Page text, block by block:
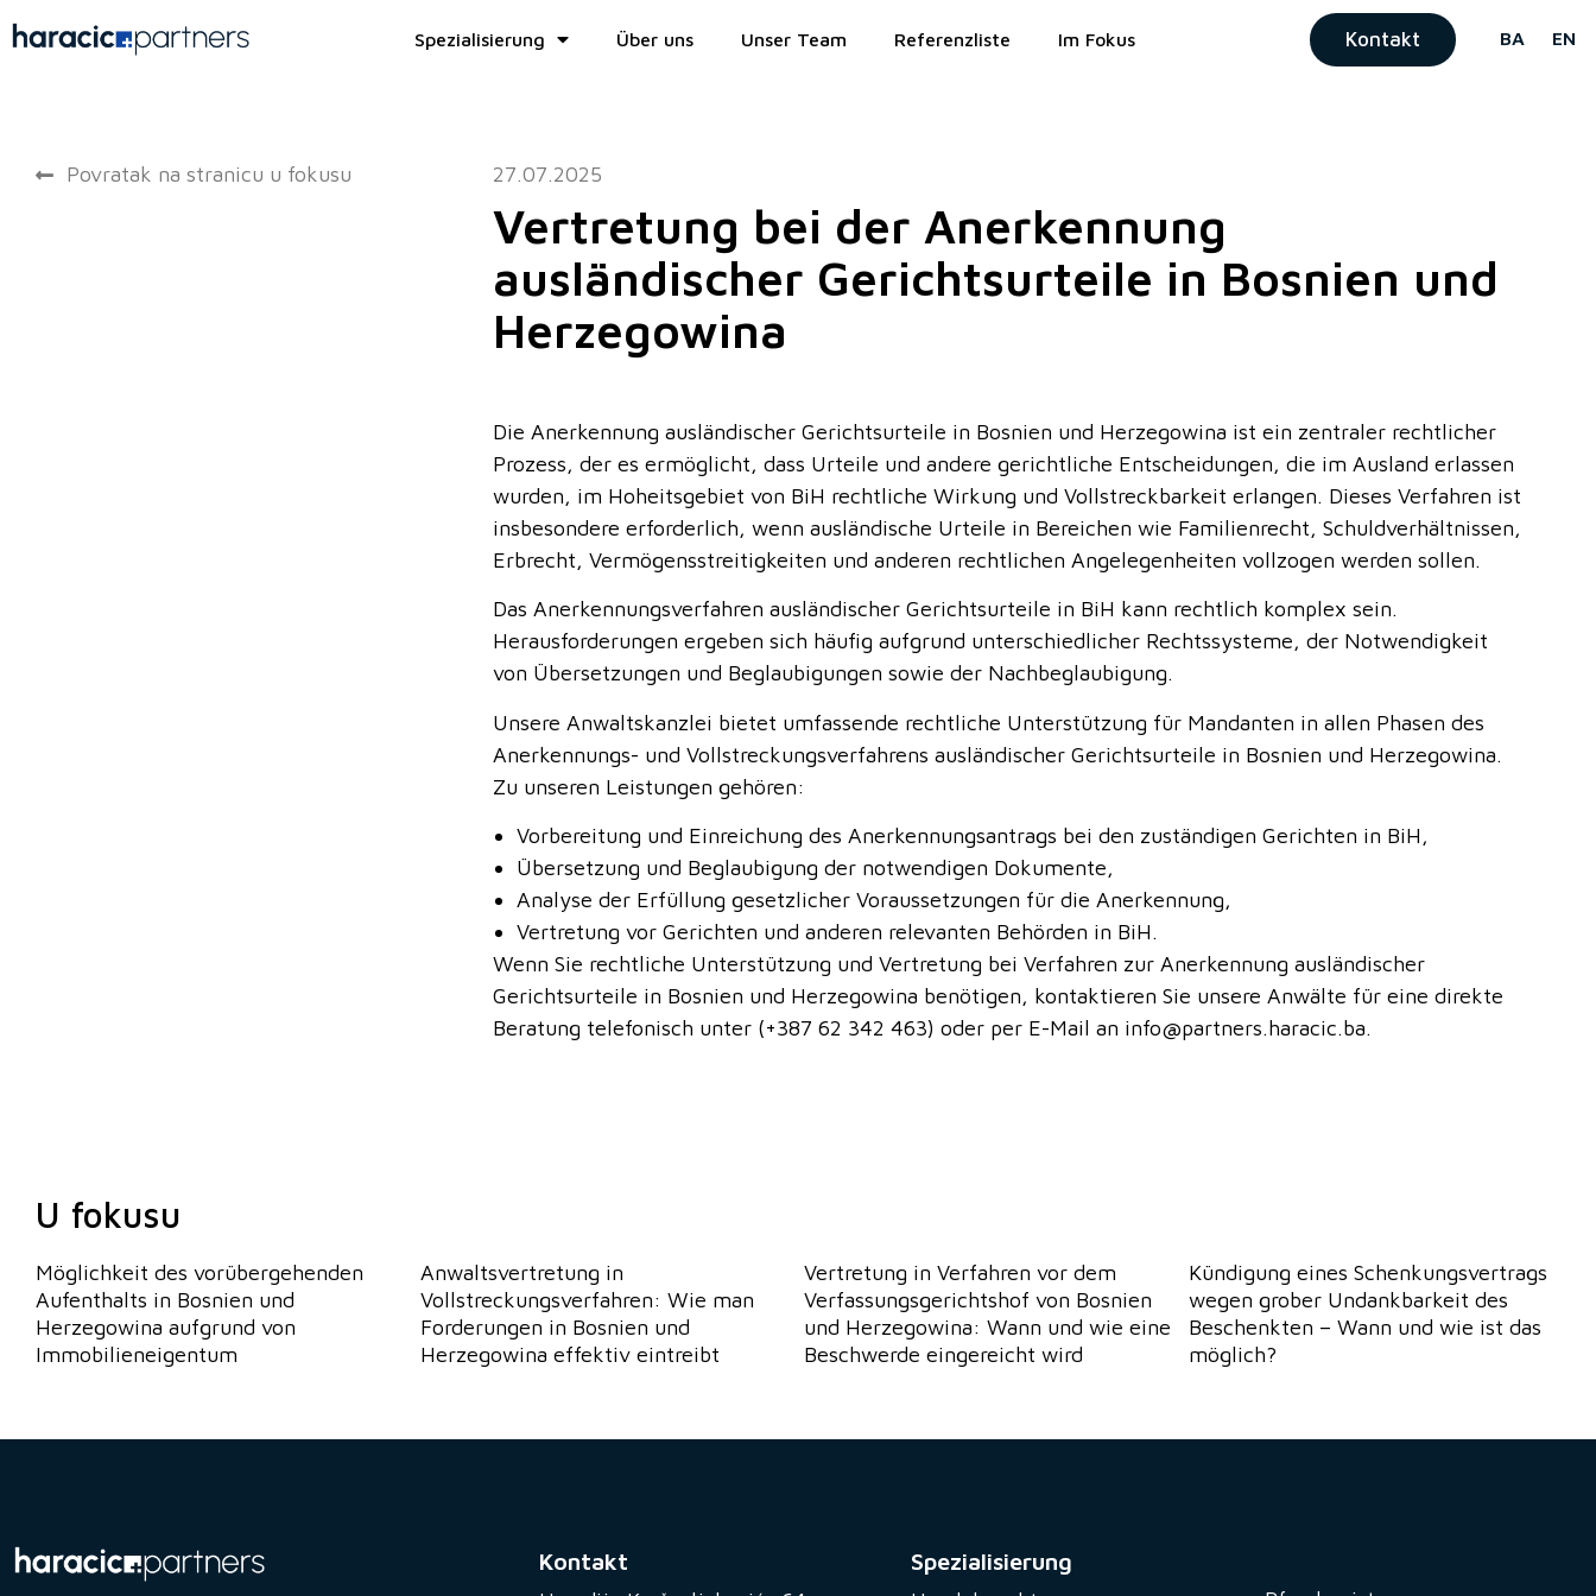
Spezialisierung Über uns Unser Team Referenzliste Im Fokus Kontakt BA EN
Povratak na stranicu u fokusu 27.07.2025
Vertretung bei der Anerkennung
ausländischer Gerichtsurteile in Bosnien und
Herzegowina
Die Anerkennung ausländischer Gerichtsurteile in Bosnien und Herzegowina ist ein zentraler rechtlicher
Prozess, der es ermöglicht, dass Urteile und andere gerichtliche Entscheidungen, die im Ausland erlassen
wurden, im Hoheitsgebiet von BiH rechtliche Wirkung und Vollstreckbarkeit erlangen. Dieses Verfahren ist
insbesondere erforderlich, wenn ausländische Urteile in Bereichen wie Familienrecht, Schuldverhältnissen,
Erbrecht, Vermögensstreitigkeiten und anderen rechtlichen Angelegenheiten vollzogen werden sollen.
Das Anerkennungsverfahren ausländischer Gerichtsurteile in BiH kann rechtlich komplex sein.
Herausforderungen ergeben sich häufig aufgrund unterschiedlicher Rechtssysteme, der Notwendigkeit
von Übersetzungen und Beglaubigungen sowie der Nachbeglaubigung.
Unsere Anwaltskanzlei bietet umfassende rechtliche Unterstützung für Mandanten in allen Phasen des
Anerkennungs- und Vollstreckungsverfahrens ausländischer Gerichtsurteile in Bosnien und Herzegowina.
Zu unseren Leistungen gehören:
Vorbereitung und Einreichung des Anerkennungsantrags bei den zuständigen Gerichten in BiH,
Übersetzung und Beglaubigung der notwendigen Dokumente,
Analyse der Erfüllung gesetzlicher Voraussetzungen für die Anerkennung,
Vertretung vor Gerichten und anderen relevanten Behörden in BiH.
Wenn Sie rechtliche Unterstützung und Vertretung bei Verfahren zur Anerkennung ausländischer
Gerichtsurteile in Bosnien und Herzegowina benötigen, kontaktieren Sie unsere Anwälte für eine direkte
Beratung telefonisch unter (+387 62 342 463) oder per E-Mail an info@partners.haracic.ba.
U fokusu
Möglichkeit des vorübergehenden
Aufenthalts in Bosnien und
Herzegowina aufgrund von
Immobilieneigentum
Anwaltsvertretung in
Vollstreckungsverfahren: Wie man
Forderungen in Bosnien und
Herzegowina effektiv eintreibt
Vertretung in Verfahren vor dem
Verfassungsgerichtshof von Bosnien
und Herzegowina: Wann und wie eine
Beschwerde eingereicht wird
Kündigung eines Schenkungsvertrags
wegen grober Undankbarkeit des
Beschenkten – Wann und wie ist das
möglich?
Kontakt Spezialisierung